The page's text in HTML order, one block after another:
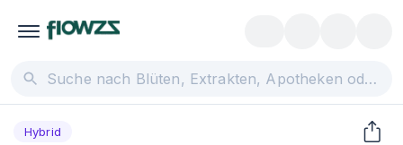
Hybrid